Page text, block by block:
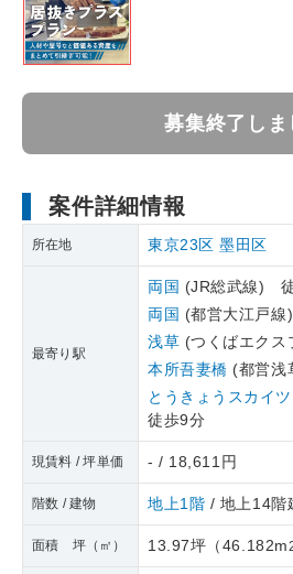
募集終了しま
案件詳細情報
所在地 東京23区 墨田区
最寄り駅
両国 (JR総武線)
両国 (都営大江戸
浅草 (つくばエク
本所吾妻橋 (都営
とうきょうスカイ
徒歩9分
現賃料 / 坪単価 - / 18,611円
階数 / 建物 地上1階 / 地上14階
面積 坪（㎡） 13.97坪 （46.182m